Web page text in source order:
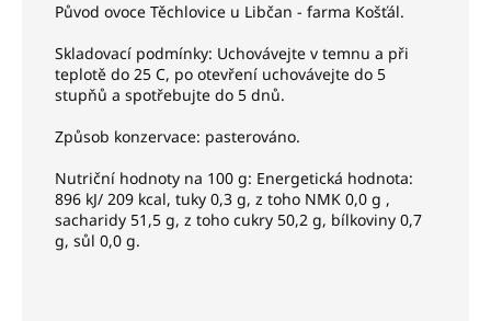
Původ ovoce Těchlovice u Libčan - farma Košťál.
Skladovací podmínky: Uchovávejte v temnu a při
teplotě do 25 C, po otevření uchovávejte do 5
stupňů a spotřebujte do 5 dnů.
Způsob konzervace: pasterováno.
Nutriční hodnoty na 100 g: Energetická hodnota:
896 kJ/ 209 kcal, tuky 0,3 g, z toho NMK 0,0 g ,
sacharidy 51,5 g, z toho cukry 50,2 g, bílkoviny 0,7
g, sůl 0,0 g.